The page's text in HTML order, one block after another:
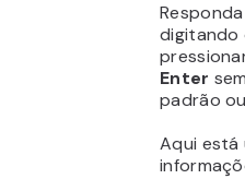
digitando
Enter
padrão
Aqui está